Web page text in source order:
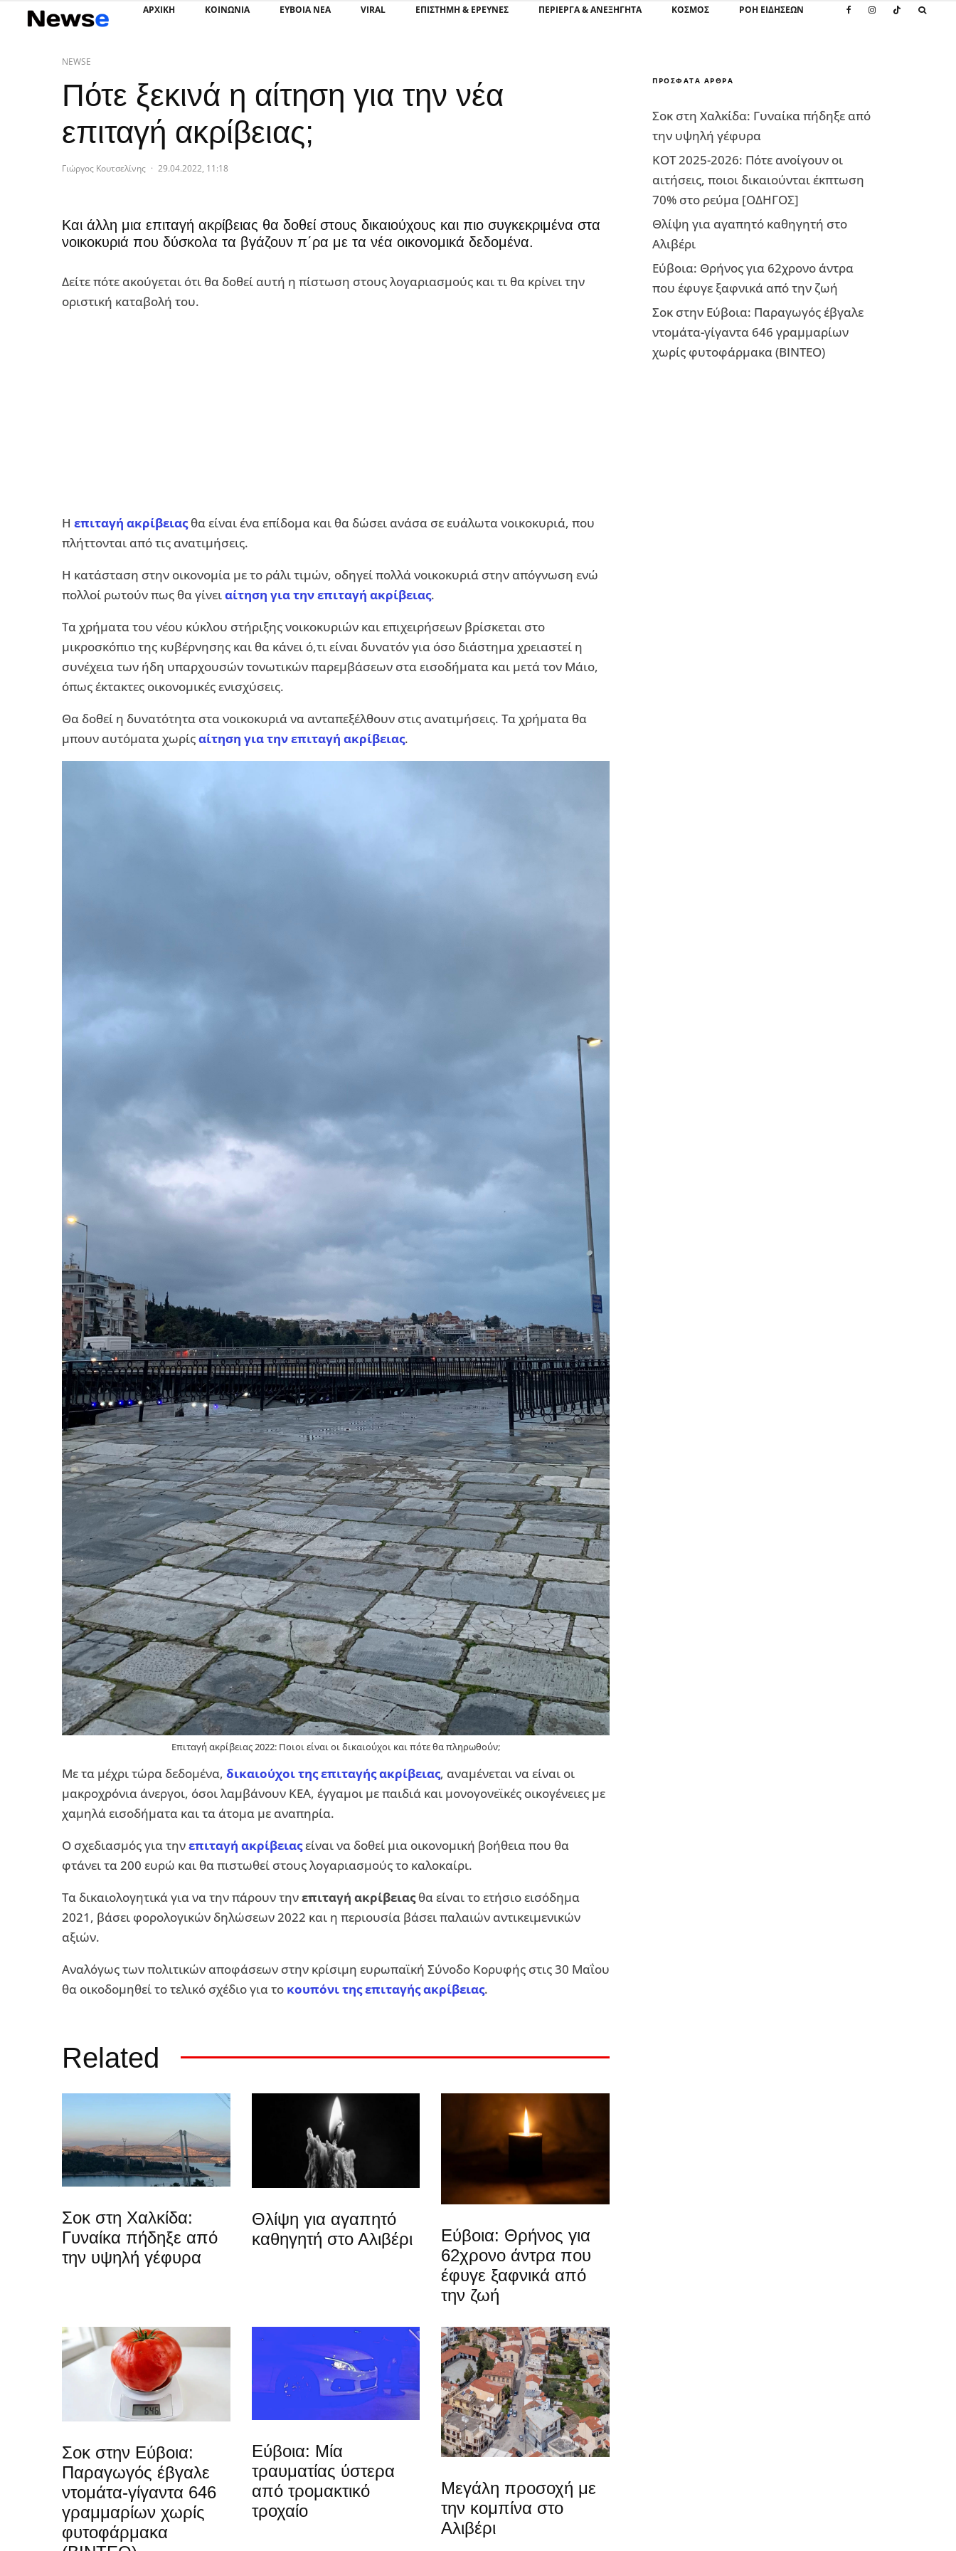
ΑΡΧΙΚΗ ΚΟΙΝΩΝΙΑ ΕΥΒΟΙΑ ΝΕΑ VIRAL ΕΠΙΣΤΉΜΗ & ΈΡΕΥΝΕΣ ΠΕΡΊΕΡΓΑ & ΑΝΕΞΉΓΗΤΑ ΚΌΣΜΟΣ ΡΟΗ ΕΙΔΗΣΕΩΝ
NEWSE
Πότε ξεκινά η αίτηση για την νέα
επιταγή ακρίβειας;
Γιώργος Κουτσελίνης · 29.04.2022, 11:18
Και άλλη μια επιταγή ακρίβειας θα δοθεί στους δικαιούχους και πιο συγκεκριμένα στα
νοικοκυριά που δύσκολα τα βγάζουν π΄ρα με τα νέα οικονομικά δεδομένα.
Δείτε πότε ακούγεται ότι θα δοθεί αυτή η πίστωση στους λογαριασμούς και τι θα κρίνει την
οριστική καταβολή του.
Η επιταγή ακρίβειαςθα είναι ένα επίδομα και θα δώσει ανάσα σε ευάλωτα νοικοκυριά, που
πλήττονται από τις ανατιμήσεις.
Η κατάσταση στην οικονομία με το ράλι τιμών, οδηγεί πολλά νοικοκυριά στην απόγνωση ενώ
πολλοί ρωτούν πως θα γίνειαίτηση για την επιταγή ακρίβειας.
Τα χρήματα του νέου κύκλου στήριξης νοικοκυριών και επιχειρήσεων βρίσκεται στο
μικροσκόπιο της κυβέρνησης και θα κάνει ό,τι είναι δυνατόν για όσο διάστημα χρειαστεί η
συνέχεια των ήδη υπαρχουσών τονωτικών παρεμβάσεων στα εισοδήματα και μετά τον Μάιο,
όπως έκτακτες οικονομικές ενισχύσεις.
Θα δοθεί η δυνατότητα στα νοικοκυριά να ανταπεξέλθουν στις ανατιμήσεις. Τα χρήματα θα
μπουν αυτόματα χωρίςαίτηση για την επιταγή ακρίβειας.
Επιταγή ακρίβειας 2022: Ποιοι είναι οι δικαιούχοι και πότε θα πληρωθούν;
Με τα μέχρι τώρα δεδομένα, δικαιούχοι της επιταγής ακρίβειας, αναμένεται να είναι οι
μακροχρόνια άνεργοι, όσοι λαμβάνουν ΚΕΑ, έγγαμοι με παιδιά και μονογονεϊκές οικογένειες με
χαμηλά εισοδήματα και τα άτομα με αναπηρία.
Ο σχεδιασμός για τηνεπιταγή ακρίβειαςείναι να δοθεί μια οικονομική βοήθεια που θα
φτάνει τα 200 ευρώ και θα πιστωθεί στους λογαριασμούς το καλοκαίρι.
Τα δικαιολογητικά για να την πάρουν τηνεπιταγή ακρίβειαςθα είναι το ετήσιο εισόδημα
2021, βάσει φορολογικών δηλώσεων 2022 και η περιουσία βάσει παλαιών αντικειμενικών
αξιών.
Αναλόγως των πολιτικών αποφάσεων στην κρίσιμη ευρωπαϊκή Σύνοδο Κορυφής στις 30 Μαΐου
θα οικοδομηθεί το τελικό σχέδιο για το κουπόνι της επιταγής ακρίβειας.
Related
Σοκ στη Χαλκίδα:
Γυναίκα πήδηξε από
την υψηλή γέφυρα
Θλίψη για αγαπητό
καθηγητή στο Αλιβέρι
Εύβοια: Θρήνος για
62χρονο άντρα που
έφυγε ξαφνικά από
την ζωή
Σοκ στην Εύβοια:
Παραγωγός έβγαλε
ντομάτα-γίγαντα 646
γραμμαρίων χωρίς
φυτοφάρμακα
Εύβοια: Μία
τραυματίας ύστερα
από τρομακτικό
τροχαίο
Μεγάλη προσοχή με
την κομπίνα στο
Αλιβέρι
ΠΡΌΣΦΑΤΑ ΆΡΘΡΑ
Σοκ στη Χαλκίδα: Γυναίκα πήδηξε από
την υψηλή γέφυρα
ΚΟΤ 2025-2026: Πότε ανοίγουν οι
αιτήσεις, ποιοι δικαιούνται έκπτωση
70% στο ρεύμα [ΟΔΗΓΟΣ]
Θλίψη για αγαπητό καθηγητή στο
Αλιβέρι
Εύβοια: Θρήνος για 62χρονο άντρα
που έφυγε ξαφνικά από την ζωή
Σοκ στην Εύβοια: Παραγωγός έβγαλε
ντομάτα-γίγαντα 646 γραμμαρίων
χωρίς φυτοφάρμακα (ΒΙΝΤΕΟ)